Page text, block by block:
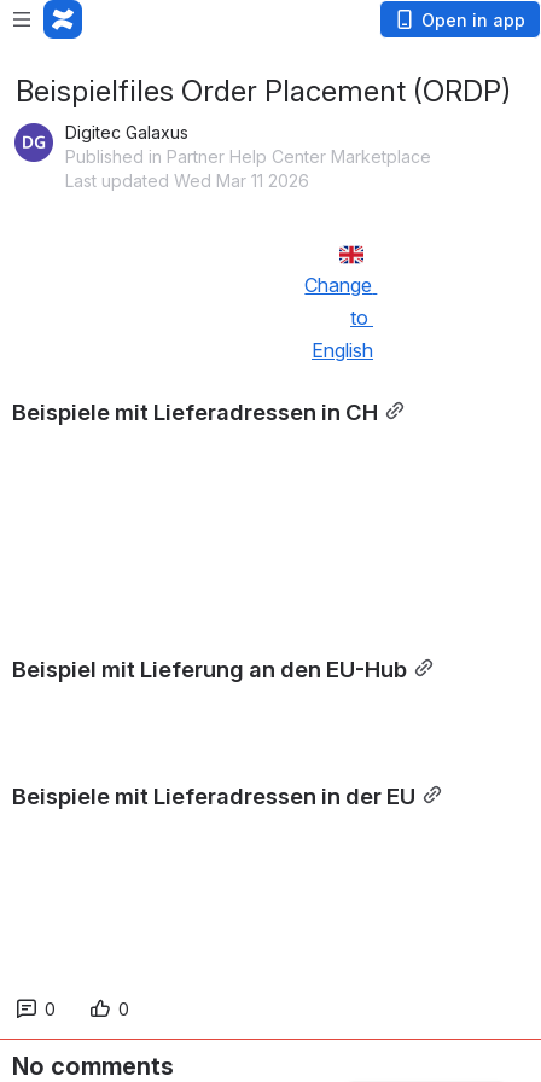
Open in app
Beispielfiles Order Placement (ORDP)
Digitec Galaxus
Published in Partner Help Center Marketplace
Last updated Wed Mar 11 2026
Change
to
English
Beispiele mit Lieferadressen in CH
Beispiel mit Lieferung an den EU-Hub
Beispiele mit Lieferadressen in der EU
0 0
No comments